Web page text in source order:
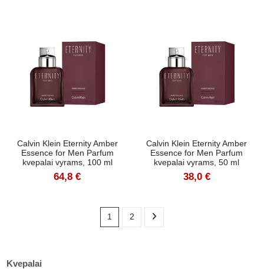
Calvin Klein Eternity Amber
Essence for Men Parfum
kvepalai vyrams, 100 ml
64,8 €
Calvin Klein Eternity Amber
Essence for Men Parfum
kvepalai vyrams, 50 ml
38,0 €
1 2
Kvepalai